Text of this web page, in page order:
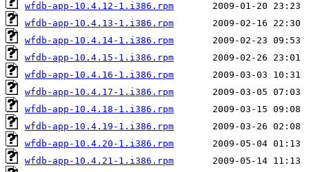
wfdb-app-10.4.12-1.i386.rpm
wfdb-app-10.4.13-1.i386.rpm
wfdb-app-10.4.14-1.i386.rpm
wfdb-app-10.4.15-1.i386.rpm
wfdb-app-10.4.16-1.i386.rpm
wfdb-app-10.4.17-1.i386.rpm
wfdb-app-10.4.18-1.i386.rpm
wfdb-app-10.4.19-1.i386.rpm
wfdb-app-10.4.20-1.i386.rpm
wfdb-app-10.4.21-1.i386.rpm